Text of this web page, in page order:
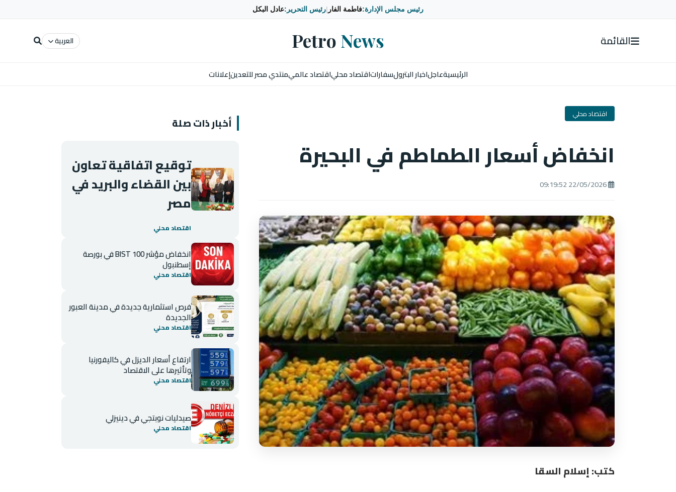
رئيس مجلس الإدارة:فاطمة الفار رئيس التحرير:عادل البكل
القائمة Petro News العربية
الرئيسيةعاجلاخبار البترولسفاراتاقتصاد محلياقتصاد عالميمنتدي مصر للتعدينإعلانات
اقتصاد محلي
انخفاض أسعار الطماطم في البحيرة
كتب: إسلام السقا
أخبار ذات صلة
توقيع اتفاقية تعاون
بين القضاء والبريد في
مصر
اقتصاد محلي
انخفاض مؤشر BIST 100 في بورصة
إسطنبول
اقتصاد محلي
فرص استثمارية جديدة في مدينة العبور
الجديدة
اقتصاد محلي
ارتفاع أسعار الديزل في كاليفورنيا
وتأثيرها على الاقتصاد
اقتصاد محلي
صيدليات نوبتجي في دينيزلي
اقتصاد محلي